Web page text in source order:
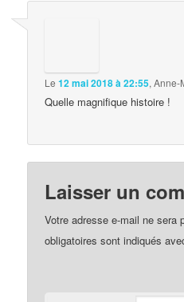
Le12 mai 2018 à 22:55,Anne-
Quelle magnifique histoire !
Laisser un
Votre adresse e-mail ne sera
obligatoires sont indiqués